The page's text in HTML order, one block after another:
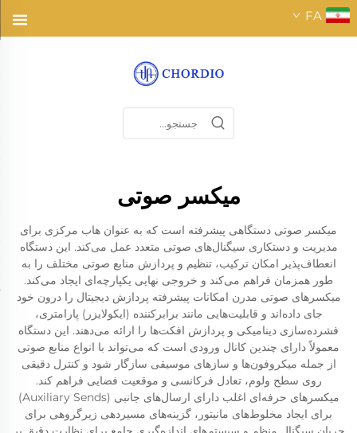
FA
میکسر صوتی
میکسر صوتی دستگاهی پیشرفته است که به عنوان هاب مرکزی برای
مدیریت و دستکاری سیگنال‌های صوتی متعدد عمل می‌کند. این دستگاه
انعطاف‌پذیر امکان ترکیب، تنظیم و پردازش منابع صوتی مختلف را به
طور همزمان فراهم می‌کند و خروجی نهایی یکپارچه‌ای ایجاد می‌کند.
میکسرهای صوتی مدرن امکانات پیشرفته پردازش دیجیتال را درون خود
جای داده‌اند و قابلیت‌هایی مانند برابرکننده (ایکولایزر) پارامتری،
فشرده‌سازی دینامیکی و پردازش افکت‌ها را ارائه می‌دهند. این دستگاه
معمولاً دارای چندین کانال ورودی است که می‌تواند با انواع منابع صوتی
از جمله میکروفون‌ها و سازهای موسیقی سازگار شود و کنترل دقیقی
روی سطح ولوم، تعادل فرکانسی و موقعیت فضایی فراهم کند.
میکسرهای حرفه‌ای اغلب دارای ارسال‌های جانبی (Auxiliary Sends)
برای ایجاد مخلوط‌های مانیتور، گزینه‌های مسیردهی زیرگروهی برای